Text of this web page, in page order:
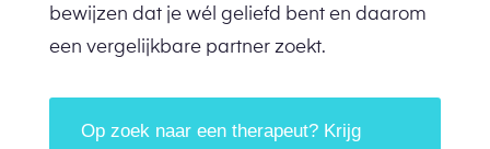
bewijzen dat je wél geliefd bent en daarom
een vergelijkbare partner zoekt.
Op zoek naar een therapeut? Krijg